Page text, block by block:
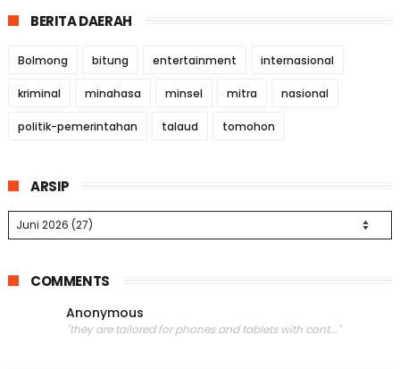
BERITA DAERAH
Bolmong bitung entertainment internasional
kriminal minahasa minsel mitra nasional
politik-pemerintahan talaud tomohon
ARSIP
COMMENTS
Anonymous
"they are tailored for phones and tablets with cont..."